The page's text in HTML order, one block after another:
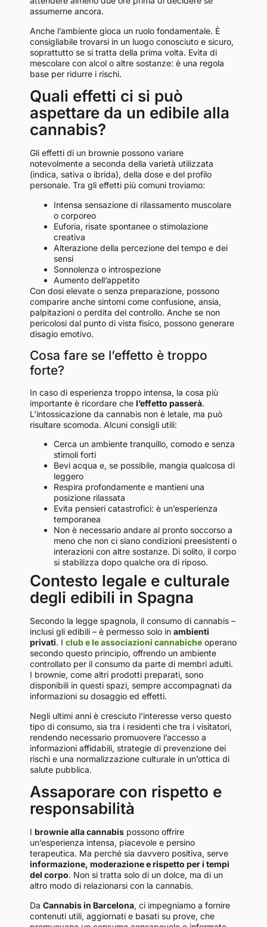
assumerne ancora.
Anche l’ambiente gioca un ruolo fondamentale. È
consigliabile trovarsi in un luogo conosciuto e sicuro,
soprattutto se si tratta della prima volta. Evita di
mescolare con alcol o altre sostanze: è una regola
base per ridurre i rischi.
Quali effetti ci si può
aspettare da un edibile alla
cannabis?
Gli effetti di un brownie possono variare
notevolmente a seconda della varietà utilizzata
(indica, sativa o ibrida), della dose e del profilo
personale. Tra gli effetti più comuni troviamo:
Intensa sensazione di rilassamento muscolare
o corporeo
Euforia, risate spontanee o stimolazione
creativa
Alterazione della percezione del tempo e dei
sensi
Sonnolenza o introspezione
Aumento dell’appetito
Con dosi elevate o senza preparazione, possono
comparire anche sintomi come confusione, ansia,
palpitazioni o perdita del controllo. Anche se non
pericolosi dal punto di vista fisico, possono generare
disagio emotivo.
Cosa fare se l’effetto è troppo
forte?
In caso di esperienza troppo intensa, la cosa più
importante è ricordare che l’effetto passerà.
L’intossicazione da cannabis non è letale, ma può
risultare scomoda. Alcuni consigli utili:
Cerca un ambiente tranquillo, comodo e senza
stimoli forti
Bevi acqua e, se possibile, mangia qualcosa di
leggero
Respira profondamente e mantieni una
posizione rilassata
Evita pensieri catastrofici: è un’esperienza
temporanea
Non è necessario andare al pronto soccorso a
meno che non ci siano condizioni preesistenti o
interazioni con altre sostanze. Di solito, il corpo
si stabilizza dopo qualche ora di riposo.
Contesto legale e culturale
degli edibili in Spagna
Secondo la legge spagnola, il consumo di cannabis –
inclusi gli edibili – è permesso solo in ambienti
privati. I club e le associazioni cannabiche operano
secondo questo principio, offrendo un ambiente
controllato per il consumo da parte di membri adulti.
I brownie, come altri prodotti preparati, sono
disponibili in questi spazi, sempre accompagnati da
informazioni su dosaggio ed effetti.
Negli ultimi anni è cresciuto l’interesse verso questo
tipo di consumo, sia tra i residenti che tra i visitatori,
rendendo necessario promuovere l’accesso a
informazioni affidabili, strategie di prevenzione dei
rischi e una normalizzazione culturale in un’ottica di
salute pubblica.
Assaporare con rispetto e
responsabilità
I brownie alla cannabis possono offrire
un’esperienza intensa, piacevole e persino
terapeutica. Ma perché sia davvero positiva, serve
informazione, moderazione e rispetto per i tempi
del corpo. Non si tratta solo di un dolce, ma di un
altro modo di relazionarsi con la cannabis.
Da Cannabis in Barcelona, ci impegniamo a fornire
contenuti utili, aggiornati e basati su prove, che